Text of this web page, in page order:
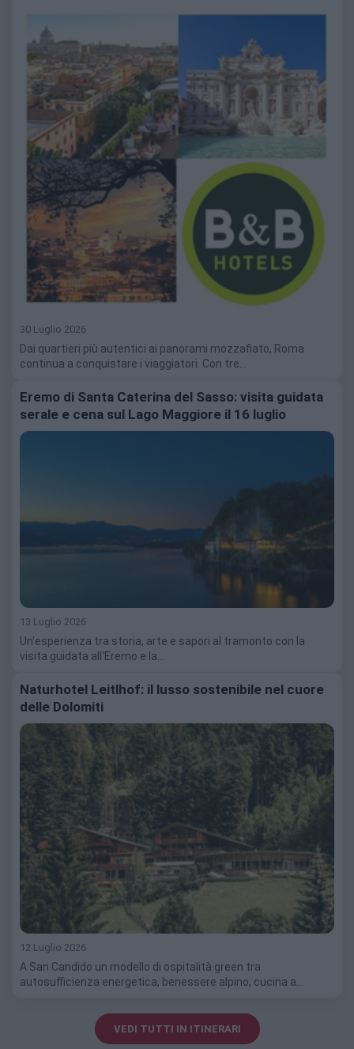
30 Luglio 2026
Dai quartieri più autentici ai panorami mozzafiato, Roma
continua a conquistare i viaggiatori. Con tre…
Eremo di Santa Caterina del Sasso: visita guidata
serale e cena sul Lago Maggiore il 16 luglio
13 Luglio 2026
Un'esperienza tra storia, arte e sapori al tramonto con la
visita guidata all'Eremo e la…
Naturhotel Leitlhof: il lusso sostenibile nel cuore
delle Dolomiti
12 Luglio 2026
A San Candido un modello di ospitalità green tra
autosufficienza energetica, benessere alpino, cucina a…
VEDI TUTTI IN ITINERARI